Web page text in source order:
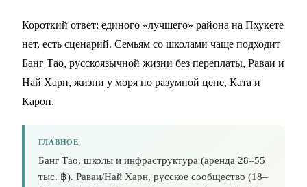
Короткий ответ: единого «лучшего» района на Пхукете
нет, есть сценарий. Семьям со школами чаще подходит
Банг Тао, русскоязычной жизни без переплаты, Раваи и
Най Харн, жизни у моря по разумной цене, Ката и
Карон.
ГЛАВНОЕ
Банг Тао, школы и инфраструктура (аренда 28–55
тыс. ฿). Раваи/Най Харн, русское сообщество (18–